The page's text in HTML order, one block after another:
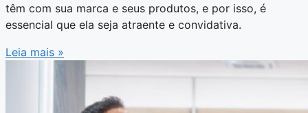
têm com sua marca e seus produtos, e por isso, é
essencial que ela seja atraente e convidativa.
Leia mais »